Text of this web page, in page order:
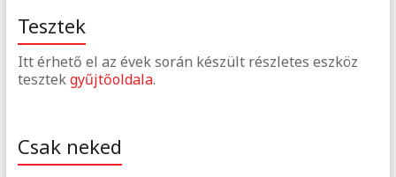
Tesztek
Itt érhető el az évek során készült részletes eszköz
tesztekgyűjtőoldala.
Csak neked